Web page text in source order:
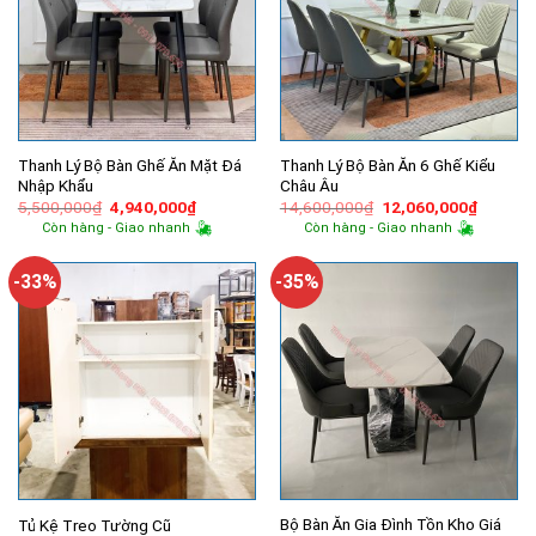
Thanh Lý Bộ Bàn Ghế Ăn Mặt Đá
Nhập Khẩu
5,500,000₫ Giá
gốc
là:
4,940,000₫Giá
hiện
tại
4,940,000₫.
Còn hàng - Giao nhanh
Thanh Lý Bộ Bàn Ăn 6 Ghế Kiểu
Châu Âu
14,600,000₫ Giá
gốc
là:
12,060,000₫Giá
hiện
Còn hàng - Giao nhanh
-33%
Tủ Kệ Treo Tường Cũ
-35%
Bộ Bàn Ăn Gia Đình Tồn Kho Giá